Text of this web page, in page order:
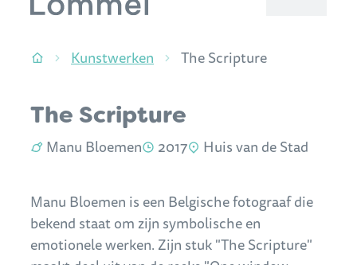
StartpaginaKunstwerken The Scripture
The Scripture
Kunstenaar:
Manu BloemenJaartal:
2017Locatie:
Huis van de Stad
Manu Bloemen is een Belgische fotograaf die
bekend staat om zijn symbolische en
emotionele werken. Zijn stuk "The Scripture"